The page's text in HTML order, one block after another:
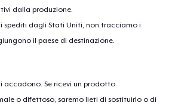
dalla produzione.
spediti dagli Stati Uniti, non tracciamo i
il paese di destinazione.
accadono. Se ricevi un prodotto
o difettoso, saremo lieti di sostituirlo o di